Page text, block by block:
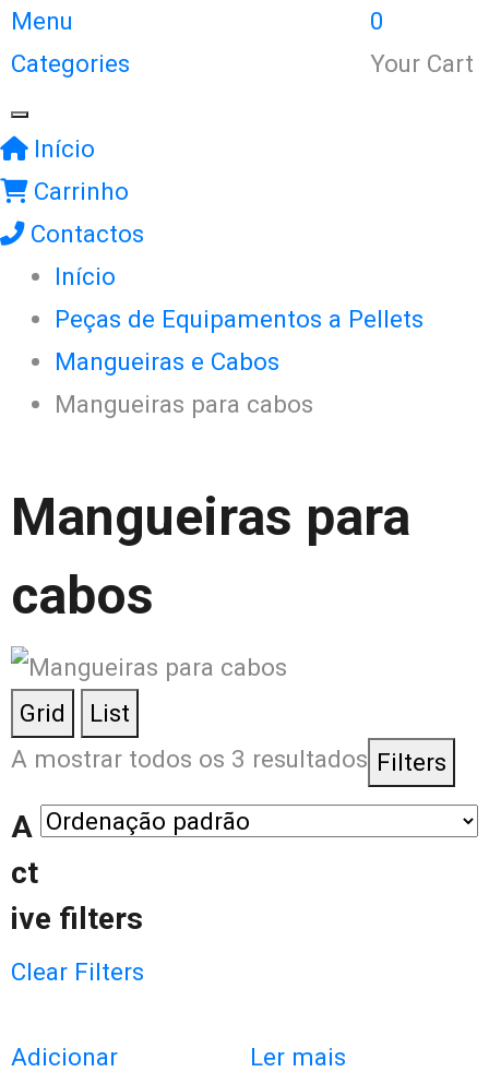
Menu
Categories
0
Your Cart
Início
Carrinho
Contactos
Início
Peças de Equipamentos a Pellets
Mangueiras e Cabos
Mangueiras para cabos
Mangueiras para
cabos
Grid
List
A mostrar todos os 3 resultados Filters
A
ct
ive filters
Clear Filters
Adicionar Ler mais